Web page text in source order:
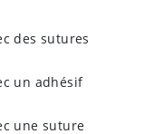
des sutures
un adhésif
une suture